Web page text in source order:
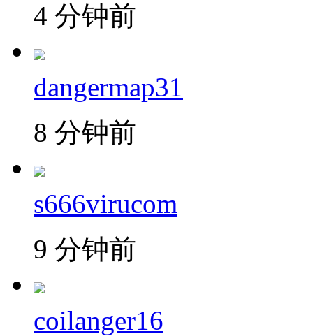
4 分钟前
dangermap31
8 分钟前
s666virucom
9 分钟前
coilanger16